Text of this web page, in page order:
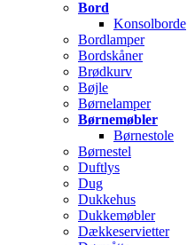
Bord
Konsolborde
Bordlamper
Bordskåner
Brødkurv
Bøjle
Børnelamper
Børnemøbler
Børnestole
Børnestel
Duftlys
Dug
Dukkehus
Dukkemøbler
Dækkeservietter